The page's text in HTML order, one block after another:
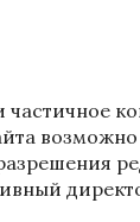
частичное
возможно